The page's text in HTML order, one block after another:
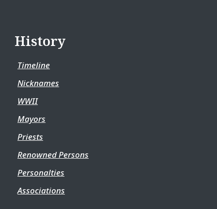
History
Timeline
Nicknames
WWII
Mayors
Priests
Renowned Persons
Personalties
Associations